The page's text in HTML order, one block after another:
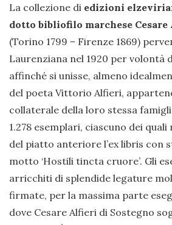
La collezione di edizioni
dotto bibliofilo marchese
(Torino 1799 – Firenze 1869)
Laurenziana nel 1920 per volontà
affinché si unisse, almeno
del poeta Vittorio Alfieri,
collaterale della loro stessa
1.278 esemplari, ciascuno dei
del piatto anteriore l’ex libris con
motto ‘Hostili tincta cruore’. Gli
arricchiti di splendide legature
firmate, per la massima parte
dove Cesare Alfieri di Sostegno